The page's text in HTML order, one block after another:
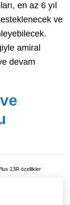
en az 6 yıl
ve
amiral
devam
13R özellikler